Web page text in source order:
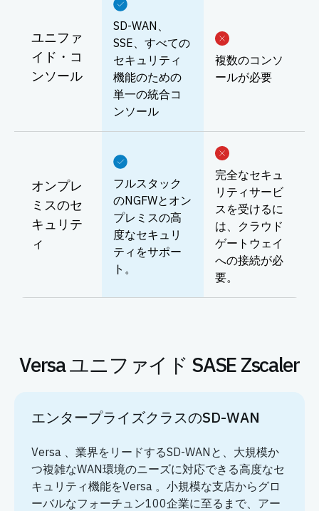
ユニファ
イド・コ
ンソール
SD-WAN、
SSE、すべての
セキュリティ
機能のための
単一の統合コ
ンソール
複数のコンソ
ールが必要
オンプレ
ミスのセ
キュリテ
ィ
フルスタック
のNGFWとオン
プレミスの高
度なセキュリ
ティをサポー
ト。
完全なセキュ
リティサービ
スを受けるに
は、クラウド
ゲートウェイ
への接続が必
要。
Versa ユニファイド SASE Zscaler
エンタープライズクラスのSD-WAN
Versa 、業界をリードするSD-WANと、大規模か
つ複雑なWAN環境のニーズに対応できる高度なセ
キュリティ機能をVersa 。小規模な支店からグロ
ーバルなフォーチュン100企業に至るまで、アー